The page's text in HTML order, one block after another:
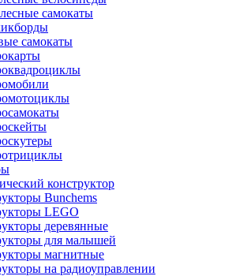
самокаты
самокаты
конструктор
Bunchems
LEGO
деревянные
для малышей
магнитные
на радиоуправлении